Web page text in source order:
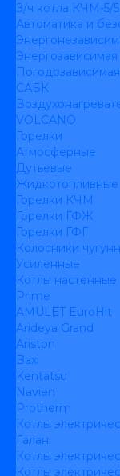
З/ч котла КЧМ-5/
Автоматика и
Энергозависимая
Погодозависимая
САБК
VOLCANO
Горелки
Атмосферные
Дутьевые
Жидкотопливные
Горелки КЧМ
Горелки ГФЖ
Горелки ГФГ
Колосники
Усиленные
Котлы настенные
Prime
AMULET EuroHit
Arideya Grand
Ariston
Baxi
Kentatsu
Navien
Protherm
Котлы
Галан
Котлы
Котлы